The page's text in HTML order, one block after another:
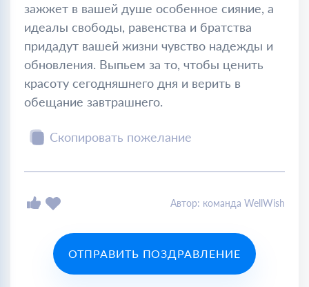
зажжет в вашей душе особенное сияние, а
идеалы свободы, равенства и братства
придадут вашей жизни чувство надежды и
обновления. Выпьем за то, чтобы ценить
красоту сегодняшнего дня и верить в
обещание завтрашнего.
Скопировать пожелание
Автор: команда WellWish
ОТПРАВИТЬ ПОЗДРАВЛЕНИЕ